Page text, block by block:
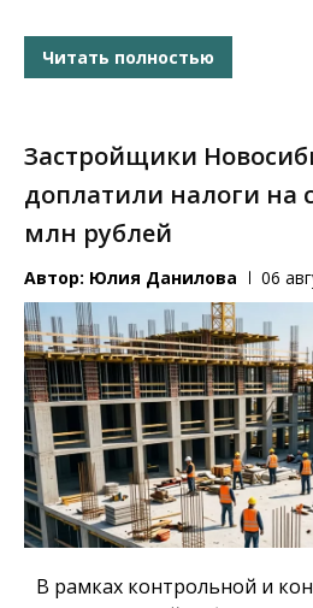
Читать полностью
Застройщики
доплатили налоги на
млн рублей
Автор: Юлия Данилова 06
В рамках контрольной и